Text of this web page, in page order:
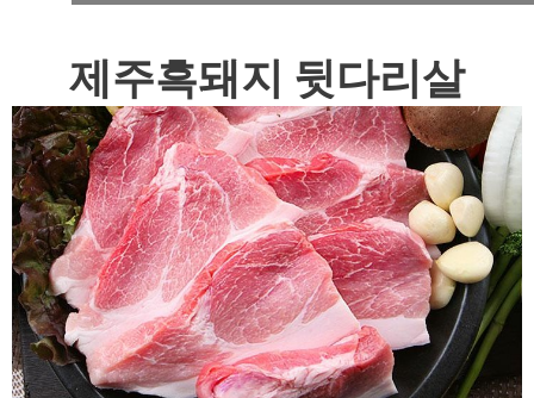
제주흑돼지 뒷다리살